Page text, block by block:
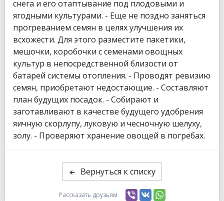
снега и его отаптывание под плодовыми и
ягодными культурами. - Еще не поздно заняться
прогреванием семян в целях улучшения их
всхожести. Для этого разместите пакетики,
мешочки, коробочки с семенами овощных
культур в непосредственной близости от
батарей системы отопления. - Проводят ревизию
семян, приобретают недостающие. - Составляют
план будущих посадок. - Собирают и
заготавливают в качестве будущего удобрения
яичную скорлупу, луковую и чесночную шелуху,
золу. - Проверяют хранение овощей в погребах.
Вернуться к списку
Рассказать друзьям